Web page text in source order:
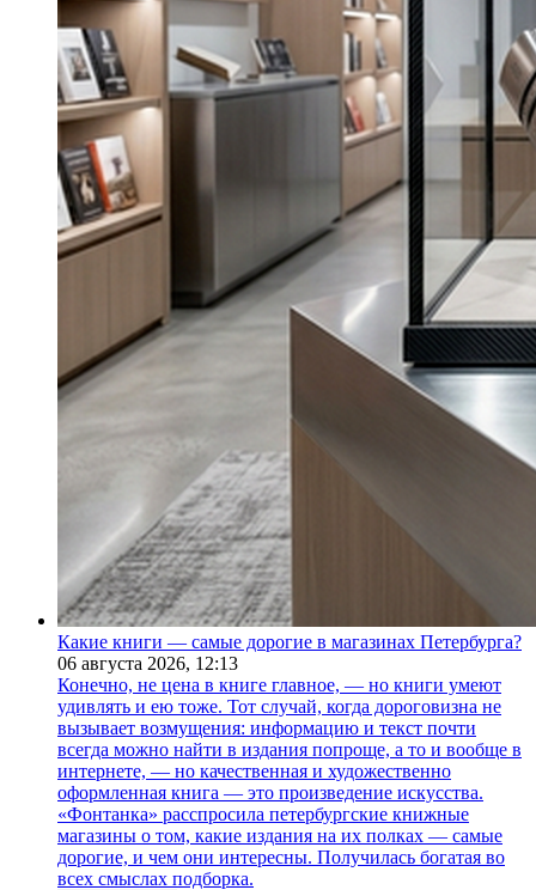
Какие книги — самые дорогие в магазинах Петербурга?
06 августа 2026, 12:13
Конечно, не цена в книге главное, — но книги умеют
удивлять и ею тоже. Тот случай, когда дороговизна не
вызывает возмущения: информацию и текст почти
всегда можно найти в издания попроще, а то и вообще в
интернете, — но качественная и художественно
оформленная книга — это произведение искусства.
«Фонтанка» расспросила петербургские книжные
магазины о том, какие издания на их полках — самые
дорогие, и чем они интересны. Получилась богатая во
всех смыслах подборка.